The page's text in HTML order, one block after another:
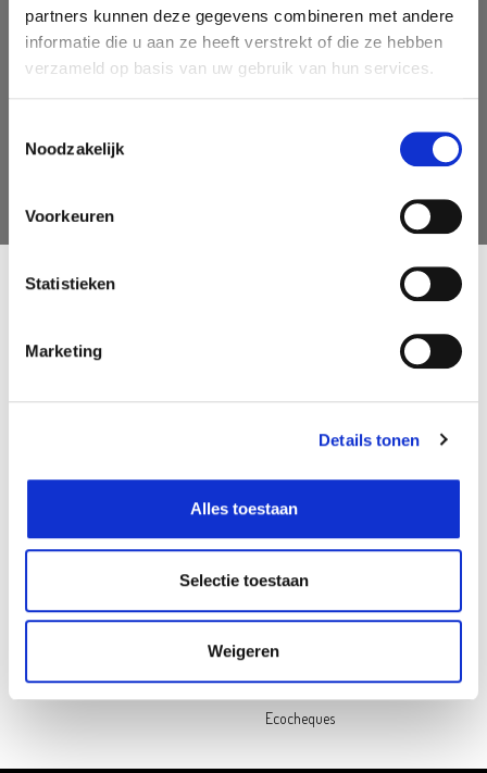
partners kunnen deze gegevens combineren met andere
informatie die u aan ze heeft verstrekt of die ze hebben
verzameld op basis van uw gebruik van hun services.
Noodzakelijk
Voorkeuren
Statistieken
Marketing
Details tonen
Alles toestaan
Selectie toestaan
Weigeren
AANMELDEN
Oh'Green
Duurzaamheid
Contacteer ons
Jobs
Hulp nodig?
Veelgestelde vragen
Betalen
Retourneren
Ecocheques
Follow us on social media